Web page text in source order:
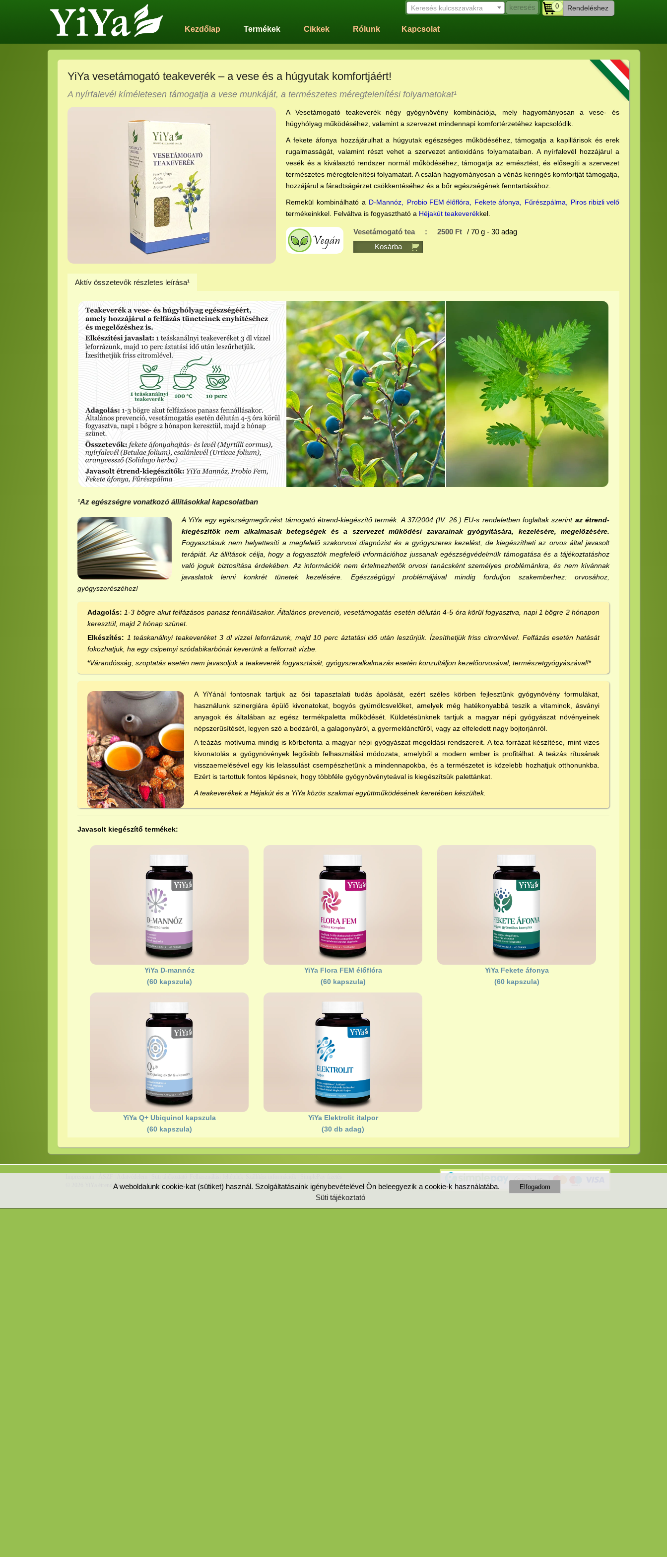
Kezdőlap Termékek Cikkek Rólunk Kapcsolat
Keresés kulcsszavakra 0 Rendeléshez
YiYa vesetámogató teakeverék – a vese és a húgyutak komfortjáért!
A nyírfalevél kíméletesen támogatja a vese munkáját, a természetes méregtelenítési folyamatokat¹
A Vesetámogató teakeverék négy gyógynövény kombinációja, mely hagyományosan a vese- és
húgyhólyag működéséhez, valamint a szervezet mindennapi komfortérzetéhez kapcsolódik.
A fekete áfonya hozzájárulhat a húgyutak egészséges működéséhez, támogatja a kapillárisok és erek
rugalmasságát, valamint részt vehet a szervezet antioxidáns folyamataiban. A nyírfalevél hozzájárul a
vesék és a kiválasztó rendszer normál működéséhez, támogatja az emésztést, és elősegíti a szervezet
természetes méregtelenítési folyamatait. A csalán hagyományosan a vénás keringés komfortját támogatja,
hozzájárul a fáradtságérzet csökkentéséhez és a bőr egészségének fenntartásához.
Remekül kombinálható a D-Mannóz, Probio FEM élőflóra, Fekete áfonya, Fűrészpálma,
Piros ribizli velő
termékeinkkel. Felváltva is fogyasztható a Héjakút teakeverékkel.
Vesetámogató tea : 2500 Ft / 70 g - 30 adag
Kosárba
Aktív összetevők részletes leírása¹
¹Az egészségre vonatkozó állításokkal kapcsolatban
A YiYa egy egészségmegőrzést támogató étrend-kiegészítő termék. A 37/2004 (IV. 26.) EU-s rendeletben foglaltak szerint az étrend-
kiegészítők nem alkalmasak betegségek és a szervezet működési zavarainak gyógyítására, kezelésére, megelőzésére.
Fogyasztásuk nem helyettesíti a megfelelő szakorvosi diagnózist és a gyógyszeres kezelést, de kiegészítheti az orvos által javasolt
terápiát. Az állítások célja, hogy a fogyasztók megfelelő információhoz jussanak egészségvédelmük támogatása és a tájékoztatáshoz
való joguk biztosítása érdekében. Az információk nem értelmezhetők orvosi tanácsként személyes problémánkra, és nem kívánnak
javaslatok lenni konkrét tünetek kezelésére. Egészségügyi problémájával mindig forduljon szakemberhez: orvosához,
gyógyszerészéhez!
Adagolás: 1-3 bögre akut felfázásos panasz fennállásakor. Általános prevenció, vesetámogatás esetén délután 4-5 óra körül fogyasztva, napi 1 bögre 2 hónapon
keresztül, majd 2 hónap szünet.
Elkészítés: 1 teáskanálnyi teakeveréket 3 dl vízzel leforrázunk, majd 10 perc áztatási idő után leszűrjük. Ízesíthetjük friss citromlével. Felfázás esetén hatását
fokozhatjuk, ha egy csipetnyi szódabikarbónát keverünk a felforralt vízbe.
*Várandósság, szoptatás esetén nem javasoljuk a teakeverék fogyasztását, gyógyszeralkalmazás esetén konzultáljon kezelőorvosával, természetgyógyászával!*
A YiYánál fontosnak tartjuk az ősi tapasztalati tudás ápolását, ezért széles körben fejlesztünk gyógynövény formulákat,
használunk szinergiára épülő kivonatokat, bogyós gyümölcsvelőket, amelyek még hatékonyabbá teszik a vitaminok, ásványi
anyagok és általában az egész termékpaletta működését. Küldetésünknek tartjuk a magyar népi gyógyászat növényeinek
népszerűsítését, legyen szó a bodzáról, a galagonyáról, a gyermekláncfűről, vagy az elfeledett nagy bojtorjánról.
A teázás motívuma mindig is körbefonta a magyar népi gyógyászat megoldási rendszereit. A tea forrázat készítése, mint vizes
kivonatolás a gyógynövények legősibb felhasználási módozata, amelyből a modern ember is profitálhat. A teázás rítusának
visszaemelésével egy kis lelassulást csempészhetünk a mindennapokba, és a természetet is közelebb hozhatjuk otthonunkba.
Ezért is tartottuk fontos lépésnek, hogy többféle gyógynövényteával is kiegészítsük palettánkat.
A teakeverékek a Héjakút és a YiYa közös szakmai együttműködésének keretében készültek.
Javasolt kiegészítő termékek:
YiYa D-mannóz
(60 kapszula)
YiYa Flora FEM élőflóra
(60 kapszula)
YiYa Fekete áfonya
(60 kapszula)
YiYa Q+ Ubiquinol kapszula
(60 kapszula)
YiYa Elektrolit italpor
(30 db adag)
© 2026 YiYa étrend-kiegészítő család Kft. | Minden jog fenntartva.
A weboldalunk cookie-kat (sütiket) használ. Szolgáltatásaink igénybevételével Ön beleegyezik a cookie-k használatába.
Süti tájékoztató